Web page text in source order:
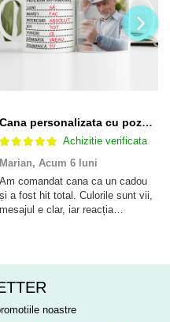
Cana personalizata cu poza si model Pensionare
Achizitie verificata
Marian, Acum 6 luni
Am comandat cana ca un cadou
și a fost hit total. Culorile sunt vii,
mesajul e clar, iar reacția
noastre